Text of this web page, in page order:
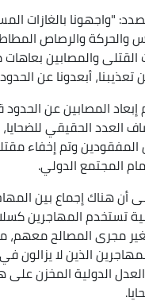
"واجهونا بالغازات
والحركة والرصاص
والمصابين بعاهات
أبعدونا عن الحدود" .
المصابين عن الحدود
العدد الحقيقي للضحايا،
وتم إخفاء
المجتمع الدولي.
أن هناك إجماع بين
تستخدم المهاجرين
مجرى المصالح معهم،
الذين لا يزالون
الدولية المخزن على